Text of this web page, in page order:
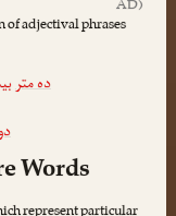
AD)
adjectival phrases
ده متر
Words